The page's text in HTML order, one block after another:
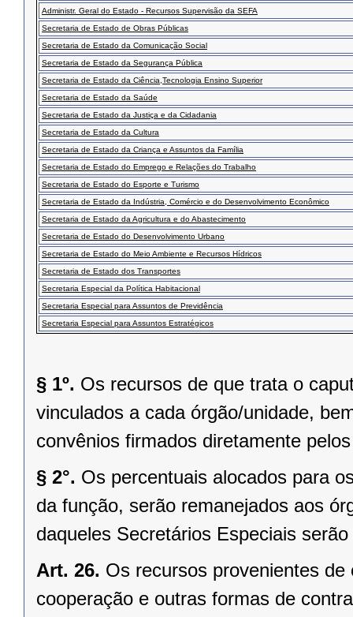
Administr. Geral do Estado - Recursos Supervisão da SEFA
Secretaria de Estado de Obras Públicas
Secretaria de Estado da Comunicação Social
Secretaria de Estado da Segurança Pública
Secretaria de Estado da Ciência,Tecnologia Ensino Superior
Secretaria de Estado da Saúde
Secretaria de Estado da Justiça e da Cidadania
Secretaria de Estado da Cultura
Secretaria de Estado da Criança e Assuntos da Família
Secretaria de Estado do Emprego e Relações do Trabalho
Secretaria de Estado do Esporte e Turismo
Secretaria de Estado da Indústria, Comércio e do Desenvolvimento Econômico
Secretaria de Estado da Agricultura e do Abastecimento
Secretaria de Estado do Desenvolvimento Urbano
Secretaria de Estado do Meio Ambiente e Recursos Hídricos
Secretaria de Estado dos Transportes
Secretaria Especial da Política Habitacional
Secretaria Especial para Assuntos de Previdência
Secretaria Especial para Assuntos Estratégicos
§ 1º. Os recursos de que trata o
vinculados a cada órgão/unidade,
convênios firmados diretamente
§ 2°. Os percentuais alocados para
da função, serão remanejados aos
daqueles Secretários Especiais
Art. 26. Os recursos provenientes
cooperação e outras formas de